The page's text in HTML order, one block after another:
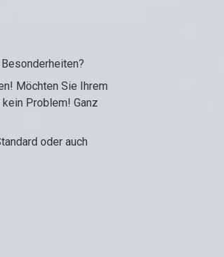
Möchten Sie Ihrem
Problem! Ganz
oder auch